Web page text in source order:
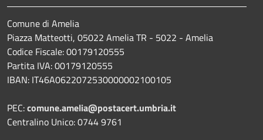
Comune di Amelia
Piazza Matteotti, 05022 Amelia TR - 5022 - Amelia
Codice Fiscale: 00179120555
Partita IVA: 00179120555
IBAN: IT46A0622072530000002100105
PEC:comune.amelia@postacert.umbria.it
Centralino Unico: 0744 9761